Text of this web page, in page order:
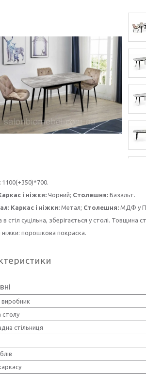
1100(+350)*700.
і ніжки: Чорний; Столешня: Базальт.
Каркас і ніжки: Метал; Столешня: МДФ у
в стіл суцільна, зберігається у столі. Товщина
ніжки: порошкова покраска.
виробник
стільниця